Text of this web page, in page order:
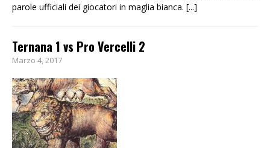
parole ufficiali dei giocatori in maglia bianca. [...]
Ternana 1 vs Pro Vercelli 2
Marzo 4, 2017